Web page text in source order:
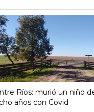
Ríos: murió un niño
años con Covid